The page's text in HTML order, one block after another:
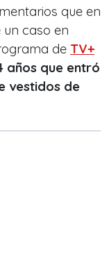
que en
caso en
de TV+
años que entró
vestidos de